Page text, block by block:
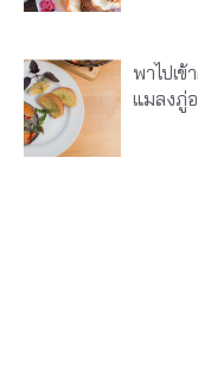
พาไปเ
แมลงภู่